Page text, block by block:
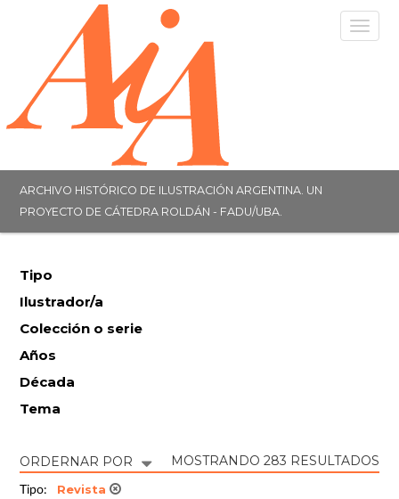
ARCHIVO HISTÓRICO DE ILUSTRACIÓN ARGENTINA. UN
PROYECTO DE CÁTEDRA ROLDÁN - FADU/UBA.
Tipo
Ilustrador/a
Colección o serie
Años
Década
Tema
ORDERNAR POR MOSTRANDO 283 RESULTADOS
Tipo: Revista